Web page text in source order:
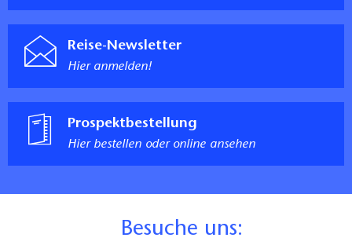
Reise-Newsletter
Hier anmelden!
Prospektbestellung
Hier bestellen oder online ansehen
Besuche uns: